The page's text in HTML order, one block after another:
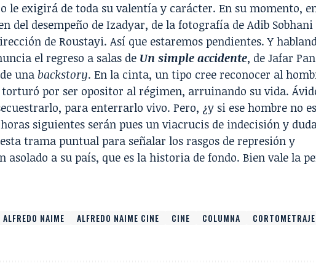
le exigirá de toda su valentía y carácter. En su momento,
del desempeño de Izadyar, de la fotografía de Adib
de Roustayi. Así que estaremos pendientes. Y
el regreso a salas de Un simple accidente, de Jafar
una backstory. En la cinta, un tipo cree reconocer al
torturó por ser opositor al régimen, arruinando su vida.
para enterrarlo vivo. Pero, ¿y si ese hombre no es
siguientes serán pues un viacrucis de indecisión y
trama puntual para señalar los rasgos de represión y
asolado a su país, que es la historia de fondo. Bien vale la
ALFREDO NAIME ALFREDO NAIME CINE CINE COLUMNA
CORTOMETRAJE